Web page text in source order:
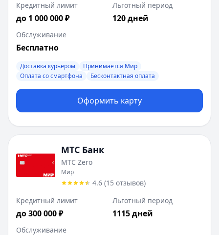
Кредитный лимит
до 1 000 000 ₽
Льготный период
120 дней
Обслуживание
Бесплатно
Доставка курьером
Принимается Мир
Оплата со смартфона
Бесконтактная оплата
Оформить карту
МТС Банк
МТС Zero
Мир
4.6 (15 отзывов)
Кредитный лимит
до 300 000 ₽
Льготный период
1115 дней
Обслуживание